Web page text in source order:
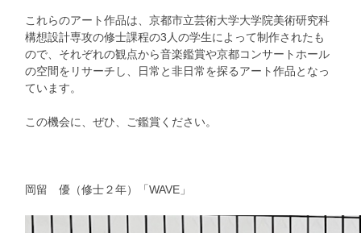
これらのアート作品は、京都市立芸術大学大学院美術研究科
構想設計専攻の修士課程の3人の学生によって制作されたも
ので、それぞれの観点から音楽鑑賞や京都コンサートホール
の空間をリサーチし、日常と非日常を探るアート作品となっ
ています。
この機会に、ぜひ、ご鑑賞ください。
岡留 優（修士２年）「WAVE」